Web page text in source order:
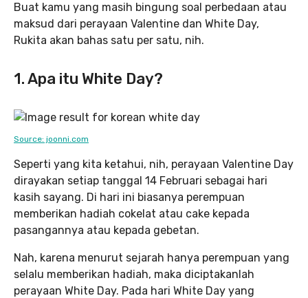
Buat kamu yang masih bingung soal perbedaan atau
maksud dari perayaan Valentine dan White Day,
Rukita akan bahas satu per satu, nih.
1. Apa itu White Day?
Source: joonni.com
Seperti yang kita ketahui, nih, perayaan Valentine Day
dirayakan setiap tanggal 14 Februari sebagai hari
kasih sayang. Di hari ini biasanya perempuan
memberikan hadiah cokelat atau cake kepada
pasangannya atau kepada gebetan.
Nah, karena menurut sejarah hanya perempuan yang
selalu memberikan hadiah, maka diciptakanlah
perayaan White Day. Pada hari White Day yang